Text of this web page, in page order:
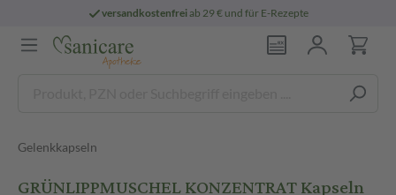
versandkostenfreiab 29 € und für E-Rezepte
Gelenkkapseln
GRÜNLIPPMUSCHEL KONZENTRAT Kapseln